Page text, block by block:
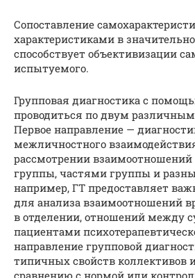
Сопоставление
характеристиками в
способствует объективизации
испытуемого.
Групповая диагностика с
проводиться по двум
Первое направление —
межличностного
рассмотрении
группы, частями группы и
например, ГТ предоставляет
для анализа взаимоотношений
в отделении, отношений между
пациентами
направление групповой
типичных свойств коллективов
сравнению с нормой или